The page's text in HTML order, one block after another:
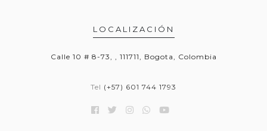
LOCALIZACIÓN
Calle 10 # 8-73, , 111711, Bogota, Colombia
Tel (+57) 601 744 1793